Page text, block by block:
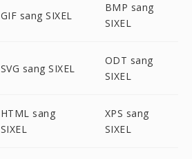
GIF sang SIXEL
BMP sang
SIXEL
SVG sang SIXEL
ODT sang
SIXEL
HTML sang
SIXEL
XPS sang
SIXEL